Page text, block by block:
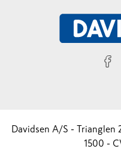
Davidsen A/S - Trianglen
1500 -